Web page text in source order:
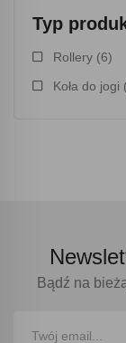
Typ
Rollery (6)
Koła do jogi
Bądź na